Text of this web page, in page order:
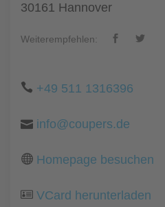
30161 Hannover
Weiterempfehlen:
+49 511 1316396
info@coupers.de
Homepage besuchen
VCard herunterladen